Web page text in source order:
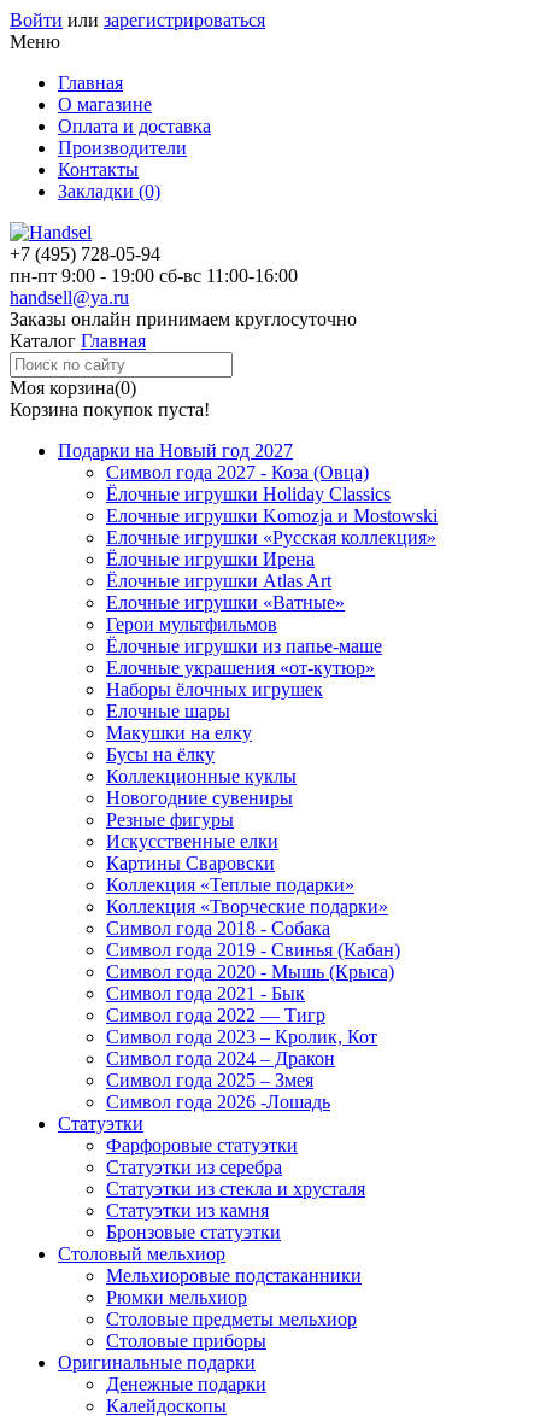
Войти или зарегистрироваться
Меню
Главная
О магазине
Оплата и доставка
Производители
Контакты
Закладки (0)
+7 (495) 728-05-94
пн-пт 9:00 - 19:00 сб-вс 11:00-16:00
handsell@ya.ru
Заказы онлайн принимаем круглосуточно
Каталог Главная
Моя корзина(0)
Корзина покупок пуста!
Подарки на Новый год 2027
Символ года 2027 - Коза (Овца)
Ёлочные игрушки Holiday Classics
Елочные игрушки Komozja и Mostowski
Елочные игрушки «Русская коллекция»
Ёлочные игрушки Ирена
Ёлочные игрушки Atlas Art
Елочные игрушки «Ватные»
Герои мультфильмов
Ёлочные игрушки из папье-маше
Елочные украшения «от-кутюр»
Наборы ёлочных игрушек
Елочные шары
Макушки на елку
Бусы на ёлку
Коллекционные куклы
Новогодние сувениры
Резные фигуры
Искусственные елки
Картины Сваровски
Коллекция «Теплые подарки»
Коллекция «Творческие подарки»
Символ года 2018 - Собака
Символ года 2019 - Свинья (Кабан)
Символ года 2020 - Мышь (Крыса)
Символ года 2021 - Бык
Символ года 2022 — Тигр
Символ года 2023 – Кролик, Кот
Символ года 2024 – Дракон
Символ года 2025 – Змея
Символ года 2026 -Лошадь
Статуэтки
Фарфоровые статуэтки
Статуэтки из серебра
Статуэтки из стекла и хрусталя
Статуэтки из камня
Бронзовые статуэтки
Столовый мельхиор
Мельхиоровые подстаканники
Рюмки мельхиор
Столовые предметы мельхиор
Столовые приборы
Оригинальные подарки
Денежные подарки
Калейдоскопы